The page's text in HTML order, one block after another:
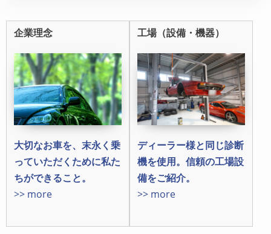
企業理念
大切なお車を、末永く乗
っていただくために私た
ちができること。
>> more
工場（設備・機器）
ディーラー様と同じ診断
機を使用。信頼の工場設
備をご紹介。
>> more